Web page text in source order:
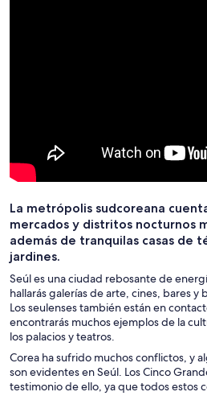
La metrópolis sudcoreana
mercados y distritos nocturnos
además de tranquilas casas de
jardines.
Seúl es una ciudad rebosante de
hallarás galerías de arte, cines, bares
Los seulenses también están en
encontrarás muchos ejemplos de la
los palacios y teatros.
Corea ha sufrido muchos conflictos, y
son evidentes en Seúl. Los Cinco
testimonio de ello, ya que todos estos